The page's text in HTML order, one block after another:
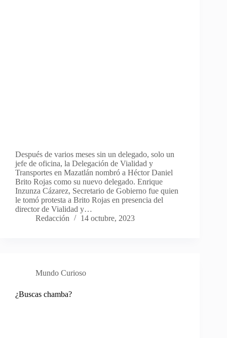
Después de varios meses sin un delegado, solo un
jefe de oficina, la Delegación de Vialidad y
Transportes en Mazatlán nombró a Héctor Daniel
Brito Rojas como su nuevo delegado. Enrique
Inzunza Cázarez, Secretario de Gobierno fue quien
le tomó protesta a Brito Rojas en presencia del
director de Vialidad y…
Redacción
14 octubre, 2023
Mundo Curioso
¿Buscas chamba?